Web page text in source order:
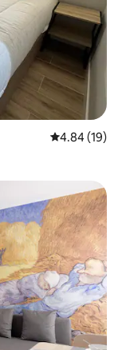
從 19 則評價
4.84 (19)